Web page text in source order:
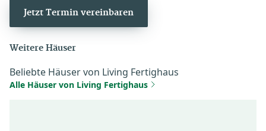
Jetzt Termin vereinbaren
Weitere Häuser
Beliebte Häuser von Living Fertighaus
Alle Häuser von Living Fertighaus